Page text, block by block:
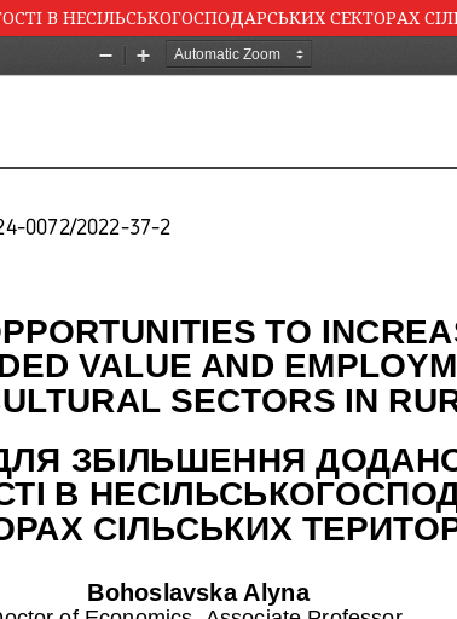
В НЕСІЛЬСЬКОГОСПОДАРСЬКИХ СЕКТОРАХ